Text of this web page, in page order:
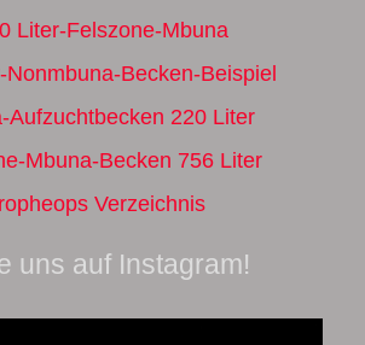
Liter-Felszone-Mbuna
Nonmbuna-Becken-Beispiel
Aufzuchtbecken 220 Liter
Mbuna-Becken 756 Liter
Verzeichnis
uns auf Instagram!